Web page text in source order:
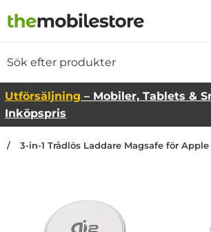
Startsidan för Danira
Utförsäljning – Mobiler, Tablets &
Inköpspris
3-in-1 Trådlös Laddare Magsafe för